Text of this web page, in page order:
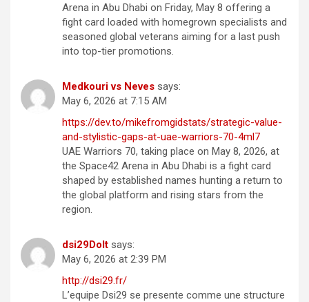
Arena in Abu Dhabi on Friday, May 8 offering a
fight card loaded with homegrown specialists and
seasoned global veterans aiming for a last push
into top-tier promotions.
Medkouri vs Neves says:
May 6, 2026 at 7:15 AM
https://dev.to/mikefromgidstats/strategic-value-
and-stylistic-gaps-at-uae-warriors-70-4ml7
UAE Warriors 70, taking place on May 8, 2026, at
the Space42 Arena in Abu Dhabi is a fight card
shaped by established names hunting a return to
the global platform and rising stars from the
region.
dsi29DoIt says:
May 6, 2026 at 2:39 PM
http://dsi29.fr/
L’equipe Dsi29 se presente comme une structure